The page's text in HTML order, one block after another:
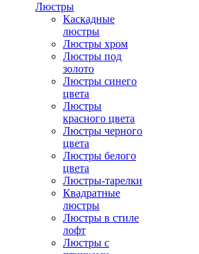
Люстры
Каскадные
люстры
Люстры хром
Люстры под
золото
Люстры синего
цвета
Люстры
красного цвета
Люстры черного
цвета
Люстры белого
цвета
Люстры-тарелки
Квадратные
люстры
Люстры в стиле
лофт
Люстры с